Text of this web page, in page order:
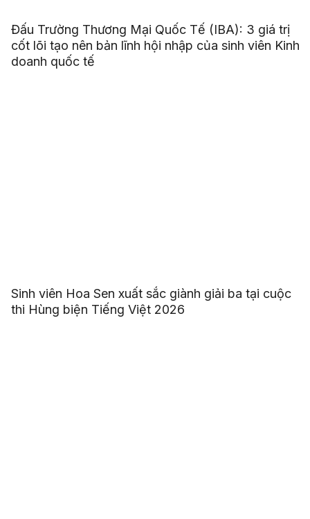
Đấu Trường Thương Mại Quốc Tế (IBA): 3 giá trị
cốt lõi tạo nên bản lĩnh hội nhập của sinh viên Kinh
doanh quốc tế
Sinh viên Hoa Sen xuất sắc giành giải ba tại cuộc
thi Hùng biện Tiếng Việt 2026